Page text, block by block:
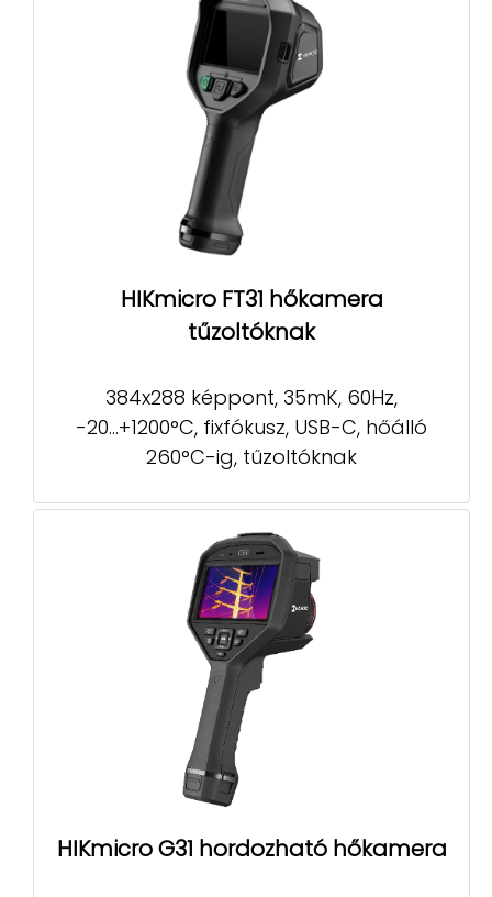
HIKmicro FT31 hőkamera
tűzoltóknak
384x288 képpont, 35mK, 60Hz,
-20...+1200°C, fixfókusz, USB-C, hőálló
260°C-ig, tűzoltóknak
HIKmicro G31 hordozható hőkamera